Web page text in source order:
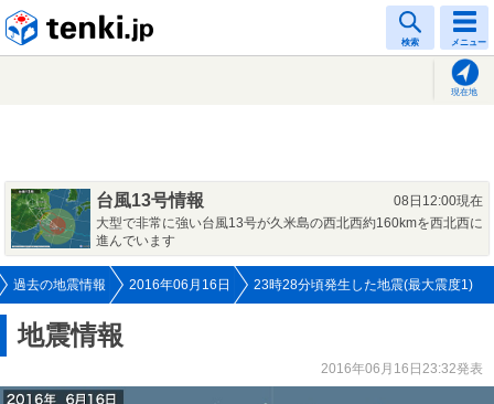
検索 メニュー
現在地
台風13号情報
08日12:00現在
大型で非常に強い台風13号が久米島の西北西約160kmを西北西に
進んでいます
過去の地震情報 2016年06月16日 23時28分頃発生した地震(最大震度1)
地震情報
2016年06月16日23:32発表